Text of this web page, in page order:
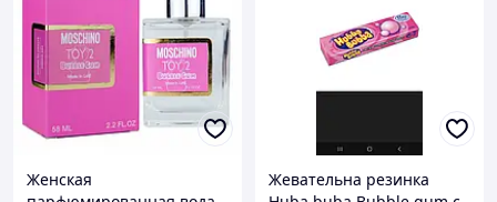
Женская
Жевательна резинка